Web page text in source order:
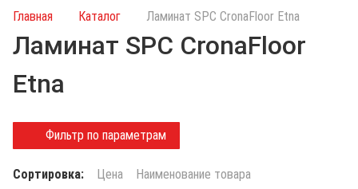
и
к
о
а
л
Главная Каталог Ламинат SPC CronaFloor Etna
Ламинат SPC CronaFloor
Etna
Фильтр по параметрам
Сортировка: Цена Наименование товара